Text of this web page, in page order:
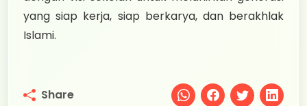
yang siap kerja, siap berkarya, dan berakhlak
Islami.
Share